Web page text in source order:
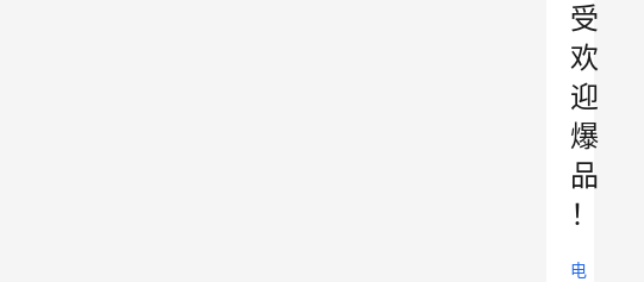
受
欢
迎
爆
品
！
电